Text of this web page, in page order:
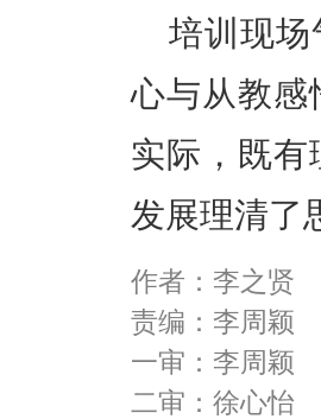
培训现
心与从教感
实际，既有
发展理清了
作者：李之贤
责编：李周颖
一审：李周颖
二审：徐心怡